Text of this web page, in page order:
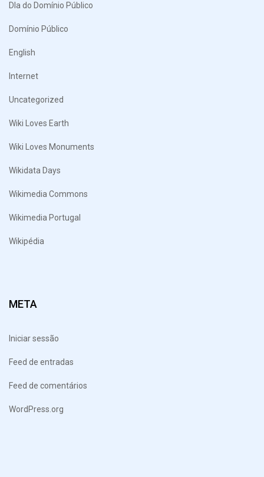
DIa do Domínio Público
Domínio Público
English
Internet
Uncategorized
Wiki Loves Earth
Wiki Loves Monuments
Wikidata Days
Wikimedia Commons
Wikimedia Portugal
Wikipédia
META
Iniciar sessão
Feed de entradas
Feed de comentários
WordPress.org